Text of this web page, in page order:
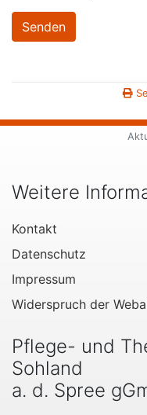
Weitere
Kontakt
Datenschutz
Impressum
Widerspruch der
Pflege- und
Sohland
a. d. Spree